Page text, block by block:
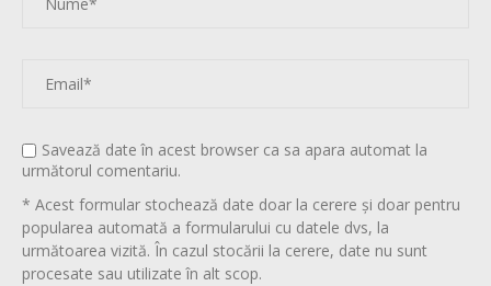
Savează date în acest browser ca sa apara automat la
următorul comentariu.
* Acest formular stochează date doar la cerere și doar pentru
popularea automată a formularului cu datele dvs, la
următoarea vizită. În cazul stocării la cerere, date nu sunt
procesate sau utilizate în alt scop.